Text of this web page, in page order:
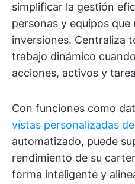
simplificar la gestión
personas y equipos que
inversiones. Centraliza
trabajo dinámico
acciones, activos y
Con funciones como
vistas personalizadas
automatizado, puede
rendimiento de su
forma inteligente y